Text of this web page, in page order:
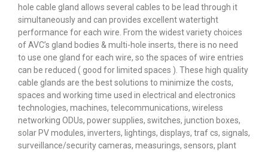
hole cable gland allows several cables to be lead through it
simultaneously and can provides excellent watertight
performance for each wire. From the widest variety choices
of AVC’s gland bodies & multi-hole inserts, there is no need
to use one gland for each wire, so the spaces of wire entries
can be reduced ( good for limited spaces ). These high quality
cable glands are the best solutions to minimize the costs,
spaces and working time used in electrical and electronics
technologies, machines, telecommunications, wireless
networking ODUs, power supplies, switches, junction boxes,
solar PV modules, inverters, lightings, displays, traf cs, signals,
surveillance/security cameras, measurings, sensors, plant